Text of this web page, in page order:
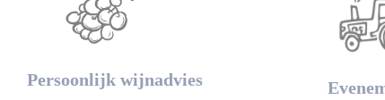
Persoonlijk wijnadvies